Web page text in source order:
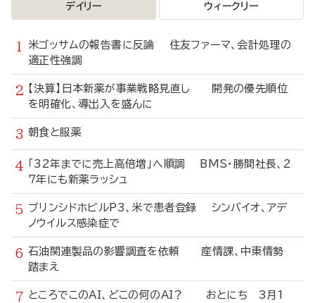
デイリー ウィークリー
米ゴッサムの報告書に反論 住友ファーマ、会計処理の
適正性強調
【決算】日本新薬が事業戦略見直し 開発の優先順位
を明確化、導出入を盛んに
朝食と服薬
「32年までに売上高倍増」へ順調 BMS・勝間社長、2
7年にも新薬ラッシュ
ブリンシドホビルP3、米で患者登録 シンバイオ、アデ
ノウイルス感染症で
石油関連製品の影響調査を依頼 産情課、中東情勢
踏まえ
ところでこのAI、どこの何のAI？ おとにち 3月1